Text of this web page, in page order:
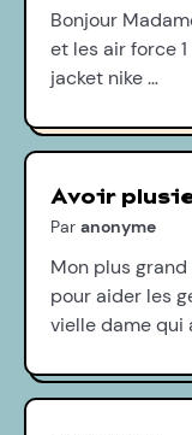
Bonjour
et les air force
jacket nike …
Avoir
Par anonyme
Mon plus
pour aider les
vielle dame qui